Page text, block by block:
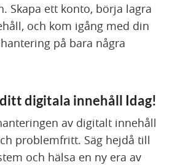
Skapa ett konto, börja lagra
och kom igång med din
på bara några
digitala innehåll Idag!
av digitalt innehåll
problemfritt. Säg hejdå till
och hälsa en ny era av